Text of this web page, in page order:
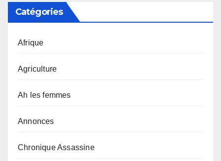
Catégories
Afrique
Agriculture
Ah les femmes
Annonces
Chronique Assassine